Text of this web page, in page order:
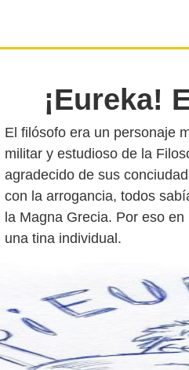
¡Eureka!
El filósofo era un personaje
militar y estudioso de la
agradecido de sus
con la arrogancia, todos
la Magna Grecia. Por eso